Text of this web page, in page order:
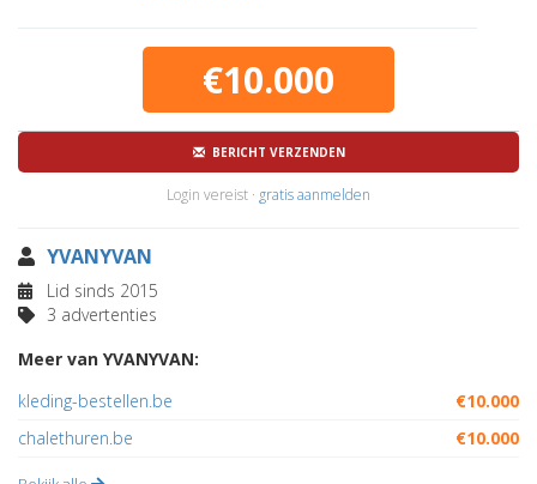
€10.000
BERICHT VERZENDEN
Login vereist · gratis aanmelden
YVANYVAN
Lid sinds 2015
3 advertenties
Meer van YVANYVAN:
kleding-bestellen.be
€10.000
chalethuren.be
€10.000